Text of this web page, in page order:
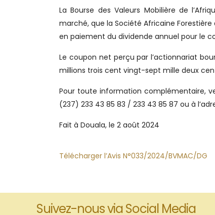
La Bourse des Valeurs Mobilière de
marché, que la Société Africaine
en paiement du dividende annuel pour le
Le coupon net perçu par l’actionnariat
millions trois cent vingt-sept mille deux
Pour toute information complémentaire,
(237) 233 43 85 83 / 233 43 85 87 ou à
Fait à Douala, le 2 août 2024
Télécharger l’Avis N°033/2024/BVMAC/DG
Suivez-nous via Social Media